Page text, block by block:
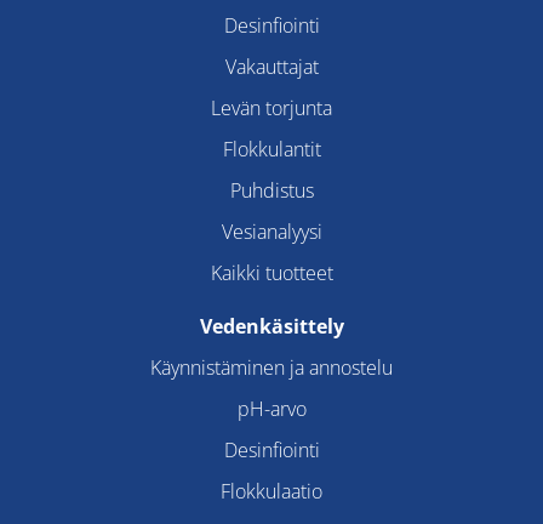
Desinfiointi
Vakauttajat
Levän torjunta
Flokkulantit
Puhdistus
Vesianalyysi
Kaikki tuotteet
Vedenkäsittely
Käynnistäminen ja annostelu
pH-arvo
Desinfiointi
Flokkulaatio